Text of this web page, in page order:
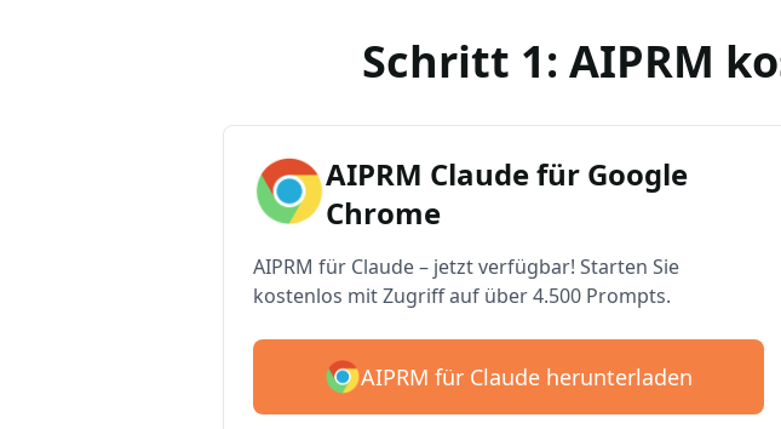
Schritt 1: AIPRM
AIPRM Claude für Google
Chrome
AIPRM für Claude – jetzt verfügbar! Starten Sie
kostenlos mit Zugriff auf über 4.500 Prompts.
AIPRM für Claude herunterladen